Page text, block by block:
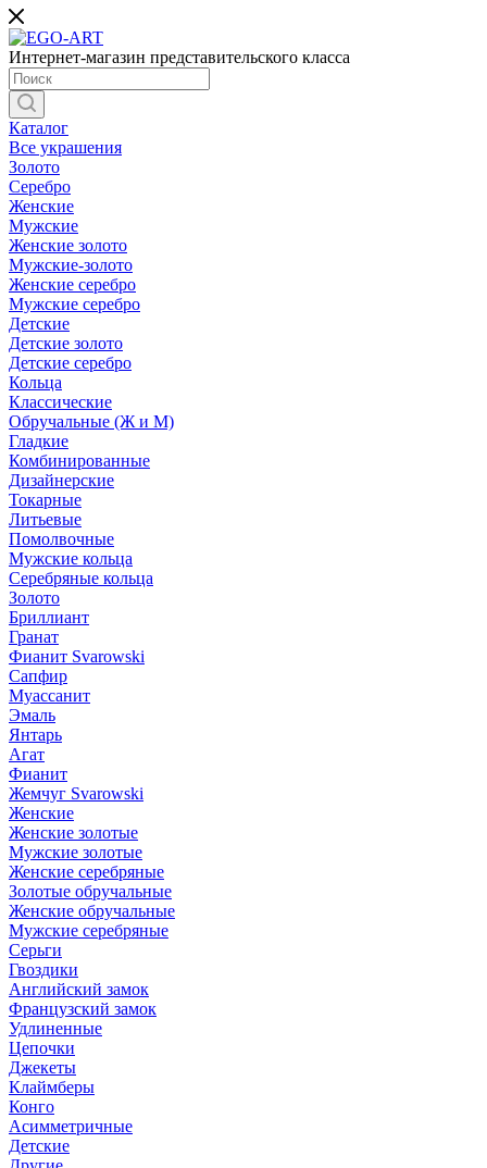
Интернет-магазин представительского класса
Каталог
Все украшения
Золото
Серебро
Женские
Мужские
Женские золото
Мужские-золото
Женские серебро
Мужские серебро
Детские
Детские золото
Детские серебро
Кольца
Классические
Обручальные (Ж и М)
Гладкие
Комбинированные
Дизайнерские
Токарные
Литьевые
Помолвочные
Мужские кольца
Серебряные кольца
Золото
Бриллиант
Гранат
Фианит Svarowski
Сапфир
Муассанит
Эмаль
Янтарь
Агат
Фианит
Жемчуг Svarowski
Женские
Женские золотые
Мужские золотые
Женские серебряные
Золотые обручальные
Женские обручальные
Мужские серебряные
Серьги
Гвоздики
Английский замок
Французский замок
Удлиненные
Цепочки
Джекеты
Клаймберы
Конго
Асимметричные
Детские